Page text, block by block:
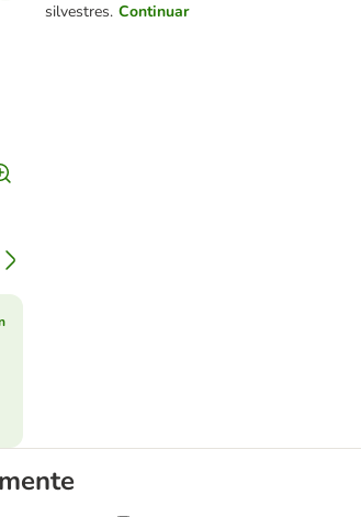
silvestres. Continuar